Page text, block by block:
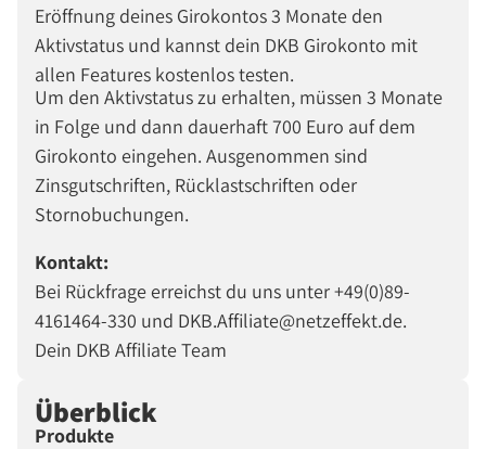
Eröffnung deines Girokontos 3 Monate den
Aktivstatus und kannst dein DKB Girokonto mit
allen Features kostenlos testen.
Um den Aktivstatus zu erhalten, müssen 3 Monate
in Folge und dann dauerhaft 700 Euro auf dem
Girokonto eingehen. Ausgenommen sind
Zinsgutschriften, Rücklastschriften oder
Stornobuchungen.
Kontakt:
Bei Rückfrage erreichst du uns unter +49(0)89-
4161464-330 und DKB.Affiliate@netzeffekt.de.
Dein DKB Affiliate Team
Überblick
Produkte